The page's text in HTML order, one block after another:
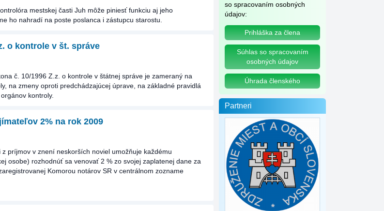
mestskej časti Juh môže piniesť funkciu aj jeho
ho nahradí na poste poslanca i zástupcu starostu.
o kontrole v št. správe
č. 10/1996 Z.z. o kontrole v štátnej správe je zameraný na
na zmeny oproti predchádzajúcej úprave, na základné pravidlá
kontroly.
2% na rok 2009
príjmov v znení neskorších noviel umožňuje každému
osobe) rozhodnúť sa venovať 2 % zo svojej zaplatenej dane za
Komorou notárov SR v centrálnom zozname
so spracovaním osobných
údajov:
Prihláška za člena
Súhlas so spracovaním
osobných údajov
Úhrada členského
Partneri